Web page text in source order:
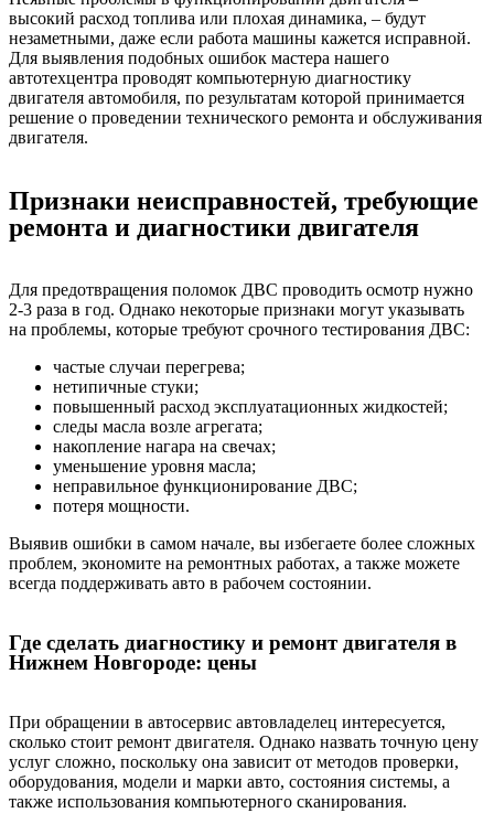
высокий расход топлива или плохая динамика, – будут
незаметными, даже если работа машины кажется исправной.
Для выявления подобных ошибок мастера нашего
автотехцентра проводят компьютерную диагностику
двигателя автомобиля, по результатам которой принимается
решение о проведении технического ремонта и обслуживания
двигателя.
Признаки неисправностей, требующие
ремонта и диагностики двигателя
Для предотвращения поломок ДВС проводить осмотр нужно
2-3 раза в год. Однако некоторые признаки могут указывать
на проблемы, которые требуют срочного тестирования ДВС:
частые случаи перегрева;
нетипичные стуки;
повышенный расход эксплуатационных жидкостей;
следы масла возле агрегата;
накопление нагара на свечах;
уменьшение уровня масла;
неправильное функционирование ДВС;
потеря мощности.
Выявив ошибки в самом начале, вы избегаете более сложных
проблем, экономите на ремонтных работах, а также можете
всегда поддерживать авто в рабочем состоянии.
Где сделать диагностику и ремонт двигателя в
Нижнем Новгороде: цены
При обращении в автосервис автовладелец интересуется,
сколько стоит ремонт двигателя. Однако назвать точную цену
услуг сложно, поскольку она зависит от методов проверки,
оборудования, модели и марки авто, состояния системы, а
также использования компьютерного сканирования.